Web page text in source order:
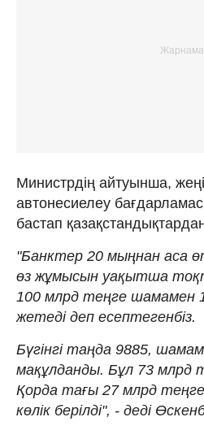
Министрдің айтуынша,
автонесиелеу
бастап
"Банктер 20 мыңнан аса
өз жұмысын уақытша
100 млрд теңге шамамен
жетеді деп есептегенбіз.
Бүгінгі таңда 9885,
мақұлданды. Бұл 73 млрд
Қорда тағы 27 млрд
көлік берілді", - деді